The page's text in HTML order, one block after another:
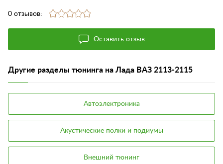
0 отзывов:
Оставить отзыв
Другие разделы тюнинга на Лада ВАЗ 2113-2115
Автоэлектроника
Акустические полки и подиумы
Внешний тюнинг